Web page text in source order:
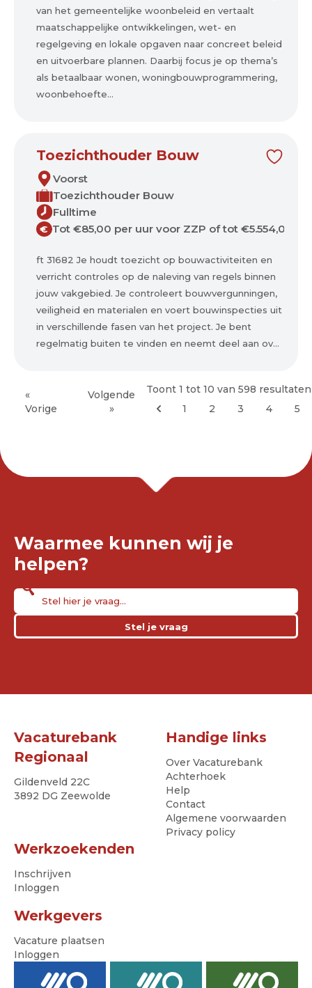
van het gemeentelijke woonbeleid en vertaalt
maatschappelijke ontwikkelingen, wet- en
regelgeving en lokale opgaven naar concreet beleid
en uitvoerbare plannen. Daarbij focus je op thema’s
als betaalbaar wonen, woningbouwprogrammering,
woonbehoefte...
Toezichthouder Bouw
Voorst
Toezichthouder Bouw
Fulltime
€ Tot €85,00 per uur voor ZZP of tot €5.554,00
ft 31682 Je houdt toezicht op bouwactiviteiten en
verricht controles op de naleving van regels binnen
jouw vakgebied. Je controleert bouwvergunningen,
veiligheid en materialen en voert bouwinspecties uit
in verschillende fasen van het project. Je bent
regelmatig buiten te vinden en neemt deel aan ov...
«
Vorige
Volgende
»
Toont 1 tot 10 van 598 resultaten
1
2 3 4 5
Waarmee kunnen wij je
helpen?
Stel je vraag
Vacaturebank
Regionaal
Gildenveld 22C
3892 DG Zeewolde
Handige links
Over Vacaturebank
Achterhoek
Help
Contact
Algemene voorwaarden
Privacy policy
Werkzoekenden
Inschrijven
Inloggen
Werkgevers
Vacature plaatsen
Inloggen